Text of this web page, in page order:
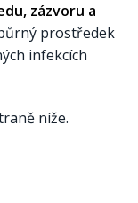
zázvoru a
prostředek
infekcích
níže.